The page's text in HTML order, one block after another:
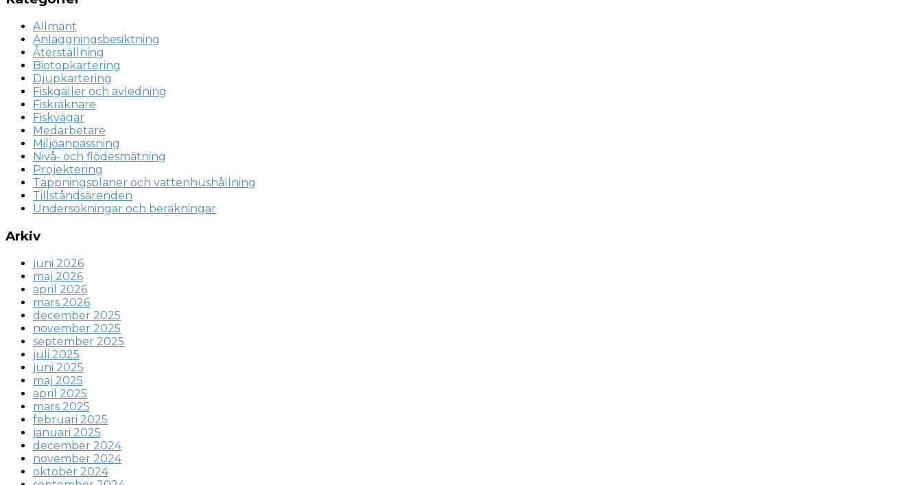
Allmänt
Anläggningsbesiktning
Återställning
Biotopkartering
Djupkartering
Fiskgaller och avledning
Fiskräknare
Fiskvägar
Medarbetare
Miljöanpassning
Nivå- och flödesmätning
Projektering
Tappningsplaner och vattenhushållning
Tillståndsärenden
Undersökningar och beräkningar
Arkiv
juni 2026
maj 2026
april 2026
mars 2026
december 2025
november 2025
september 2025
juli 2025
juni 2025
maj 2025
april 2025
mars 2025
februari 2025
januari 2025
december 2024
november 2024
oktober 2024